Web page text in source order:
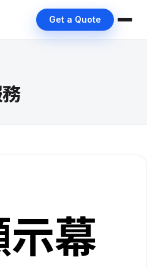
Get a Quote
示幕